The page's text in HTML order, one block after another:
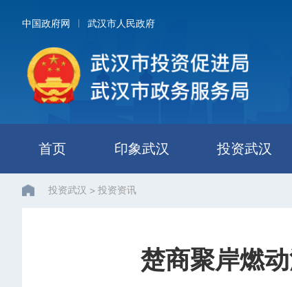
中国政府网 武汉市人民政府
首页 印象武汉 投资武汉
投资武汉 > 投资资讯
楚商聚岸燃